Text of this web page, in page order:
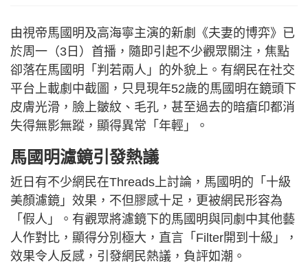
由視帝馬國明及高海寧主演的新劇《夫妻的博弈》已
於周一（3日）首播，隨即引起不少觀眾關注，焦點
卻落在馬國明「判若兩人」的外貌上。有網民在社交
平台上載劇中截圖，只見現年52歲的馬國明在鏡頭下
皮膚光滑，臉上皺紋、毛孔，甚至過去的暗瘡印都消
失得無影無蹤，顯得異常「年輕」。
馬國明濾鏡引發熱議
近日有不少網民在Threads上討論，馬國明的「十級
美顏濾鏡」效果，不但膠感十足，更被網民形容為
「假人」。有觀眾將濾鏡下的馬國明與同劇中其他藝
人作對比，顯得分別極大，直言「Filter開到十級」，
效果令人反感，引發網民熱議，負評如潮。